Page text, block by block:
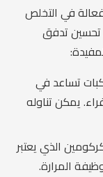
في التخلص
تدفق
تساعد في
يمكن تناوله
الذي يعتبر
المرارة.